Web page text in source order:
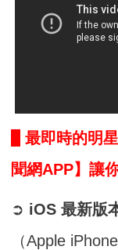
最即時的明
聞網APP】讓
➲ iOS 最新版
（Apple